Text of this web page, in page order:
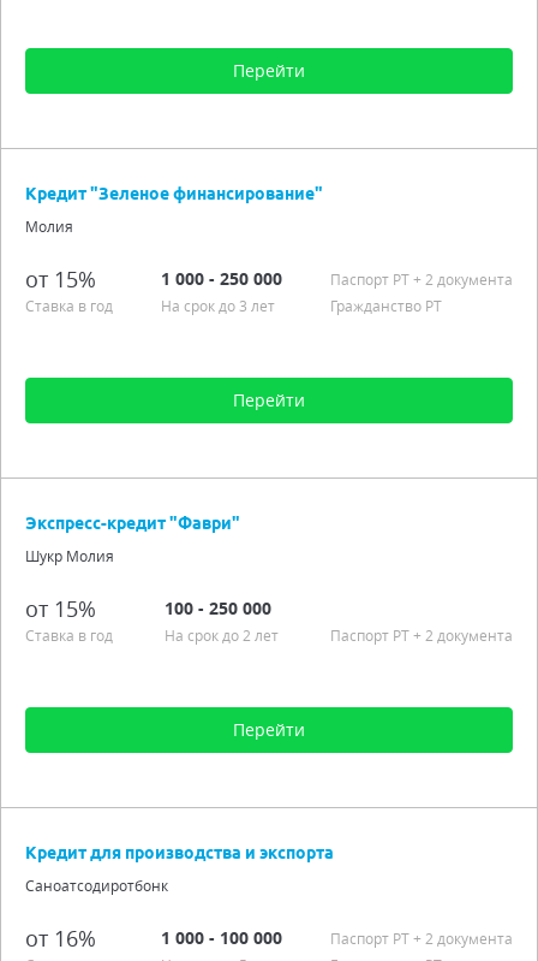
Перейти
Процентная ставка от 15,00%
Аннуитетные платежи
Гражданство РТ
Наличными, безналичными
Кредит "Зеленое финансирование"
Молия
от 15%
Ставка в год
1 000 - 250 000
На срок до 3 лет
Паспорт РT+ 2 документа
Гражданство РТ
Перейти
Процентная ставка от 15,00%
Гражданство РТ
Возраст от от 18 до 63 лет
Подробно
Экспресс-кредит "Фаври"
Шукр Молия
от 15%
Ставка в год
100 - 250 000
На срок до 2 лет Паспорт РT+ 2 документа
Перейти
Процентная ставка от 15,00% до 24,00%
Подробно
Кредит для производства и экспорта
Саноатсодиротбонк
от 16% 1 000 - 100 000 Паспорт РT+ 2 документа